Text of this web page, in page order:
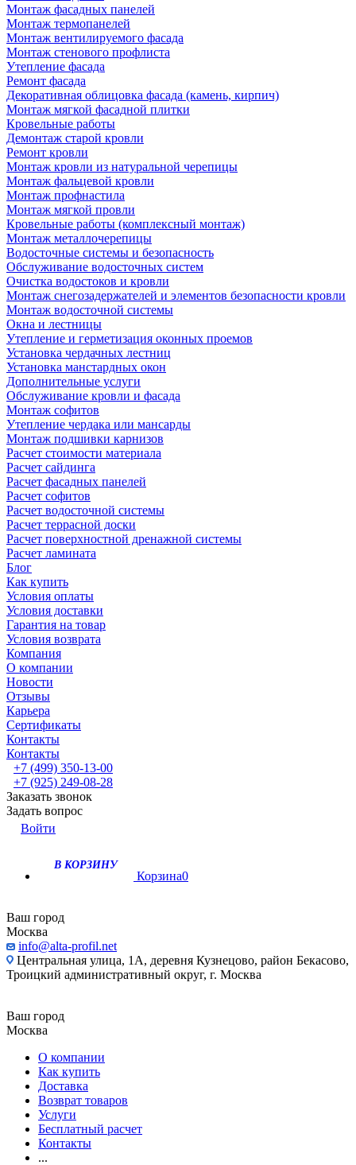
Монтаж фасадных панелей
Монтаж термопанелей
Монтаж вентилируемого фасада
Монтаж стенового профлиста
Утепление фасада
Ремонт фасада
Декоративная облицовка фасада (камень, кирпич)
Монтаж мягкой фасадной плитки
Кровельные работы
Демонтаж старой кровли
Ремонт кровли
Монтаж кровли из натуральной черепицы
Монтаж фальцевой кровли
Монтаж профнастила
Монтаж мягкой провли
Кровельные работы (комплексный монтаж)
Монтаж металлочерепицы
Водосточные системы и безопасность
Обслуживание водосточных систем
Очистка водостоков и кровли
Монтаж снегозадержателей и элементов безопасности кровли
Монтаж водосточной системы
Окна и лестницы
Утепление и герметизация оконных проемов
Установка чердачных лестниц
Установка манстардных окон
Дополнительные услуги
Обслуживание кровли и фасада
Монтаж софитов
Утепление чердака или мансарды
Монтаж подшивки карнизов
Расчет стоимости материала
Расчет сайдинга
Расчет фасадных панелей
Расчет софитов
Расчет водосточной системы
Расчет террасной доски
Расчет поверхностной дренажной системы
Расчет ламината
Блог
Как купить
Условия оплаты
Условия доставки
Гарантия на товар
Условия возврата
Компания
О компании
Новости
Отзывы
Карьера
Сертификаты
Контакты
Контакты
+7 (499) 350-13-00
+7 (925) 249-08-28
Заказать звонок
Задать вопрос
Войти
В КОРЗИНУ
Корзина0
Ваш город
Москва
info@alta-profil.net
Центральная улица, 1А, деревня Кузнецово, район Бекасово,
Троицкий административный округ, г. Москва
Ваш город
Москва
О компании
Как купить
Доставка
Возврат товаров
Услуги
Бесплатный расчет
Контакты
...